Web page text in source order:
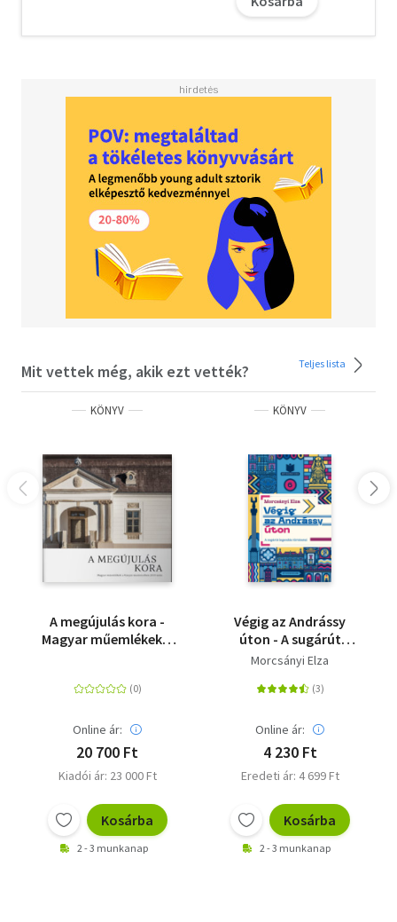
legmodernebb. Az itteni bérháztulajdonosok városszerte
Mit vettek még, akik ezt vették? Teljes lista
KÖNYV
A megújulás kora -
Magyar műemlékek a
Online ár:
20 700 Ft
Kiadói ár: 23 000 Ft
Kosárba
2 - 3 munkanap
KÖNYV
Végig az Andrássy
úton - A sugárút
legendás történetei
Morcsányi Elza
Online ár:
4 230 Ft
Eredeti ár: 4 699 Ft
Kosárba
2 - 3 munkanap